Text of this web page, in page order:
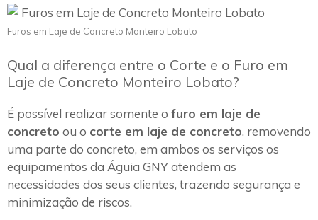
Furos em Laje de Concreto Monteiro Lobato
Qual a diferença entre o Corte e o Furo em
Laje de Concreto Monteiro Lobato?
É possível realizar somente o furo em laje de
concreto ou o corte em laje de concreto, removendo
uma parte do concreto, em ambos os serviços os
equipamentos da Águia GNY atendem as
necessidades dos seus clientes, trazendo segurança e
minimização de riscos.